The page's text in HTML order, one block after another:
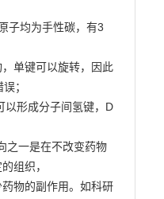
子均为手性碳，有3
单键可以旋转，因此
；
以形成分子间氢键，D
之一是在不改变药物
组织，
物的副作用。如科研